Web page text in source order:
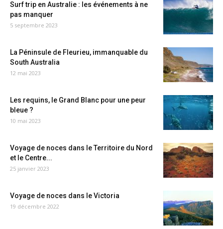
Surf trip en Australie : les événements à ne
pas manquer
5 septembre 2023
La Péninsule de Fleurieu, immanquable du
South Australia
12 mai 2023
Les requins, le Grand Blanc pour une peur
bleue ?
10 mai 2023
Voyage de noces dans le Territoire du Nord
et le Centre...
25 janvier 2023
Voyage de noces dans le Victoria
19 décembre 2022